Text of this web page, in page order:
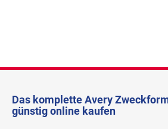
Das komplette Avery
günstig online kaufen